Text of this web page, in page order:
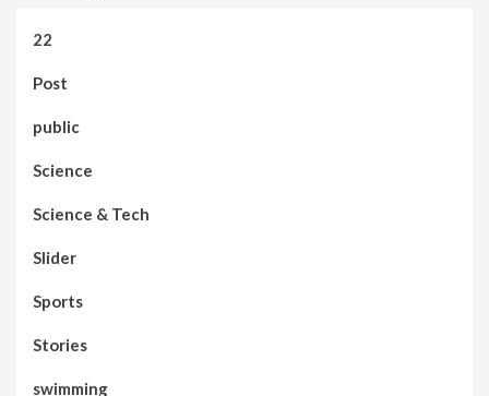
22
Post
public
Science
Science & Tech
Slider
Sports
Stories
swimming